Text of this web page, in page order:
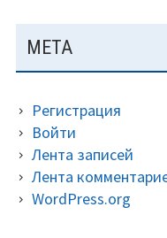
МЕТА
Регистрация
Войти
Лента записей
Лента
WordPress.org